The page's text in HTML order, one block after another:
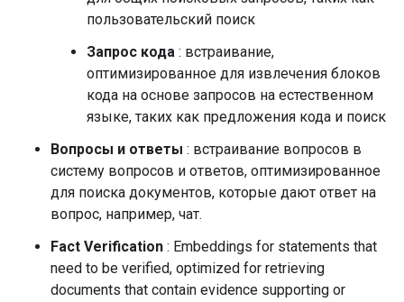
пользовательский поиск
Запрос кода : встраивание,
оптимизированное для извлечения блоков
кода на основе запросов на естественном
языке, таких как предложения кода и поиск
Вопросы и ответы : встраивание вопросов в
систему вопросов и ответов, оптимизированное
для поиска документов, которые дают ответ на
вопрос, например, чат.
Fact Verification : Embeddings for statements that
need to be verified, optimized for retrieving
documents that contain evidence supporting or